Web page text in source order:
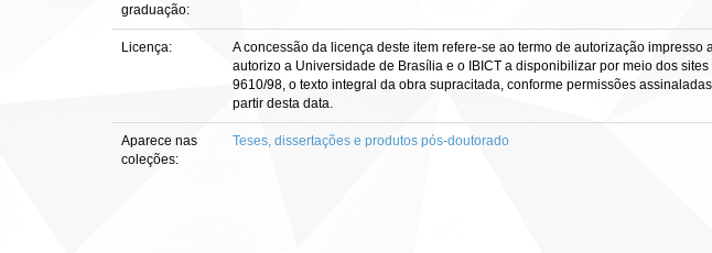
graduação:
Licença:
A concessão da licença deste item refere-se ao termo de autorização
autorizo a Universidade de Brasília e o IBICT a disponibilizar por meio dos
9610/98, o texto integral da obra supracitada, conforme permissões
partir desta data.
Aparece nas
coleções:
Teses, dissertações e produtos pós-doutorado